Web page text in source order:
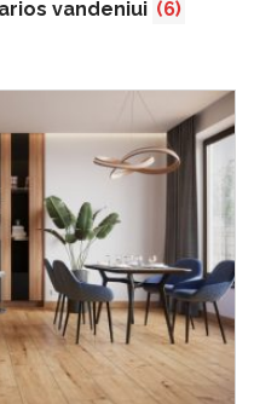
vandeniui (6)